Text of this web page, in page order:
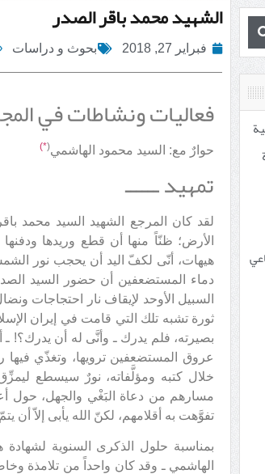
الشهيد محمد باقر الصدر
فبراير 27, 2018 بحوث و دراسات
فعاليات ونشاطات في
حوارٌ مع: السيد محمود الهاشمي(
*)
تمهيد ــــــ
لقد كان المرجع الشهيد السيد محمد
الأرض؛ ظنّاً منها أن قطع وريدها
هيهات، أنّى لكفّ اليد أن يحجب نور
دماء المستضعفين أن حضور السيد
السبيل الأوحد لإيقاف نار احتجاجات
ثورة تشبه تلك التي قامت في إيران
بصيرته، فلم يدرك ـ وأنَّى له أن يدرك؟! ـ
عروق المستضعفين ترويها، وتغذّي فيها
خلال كتبه ومؤلَّفاته، نورٌ سيسطع
مسارهم من دعاة البَغْي والجهل، حول
تفوَّهت به أقلامهم، لكنّ الله يأبى إلاّ أن
بمناسبة حلول الذكرى السنوية لشهادة
الهاشمي ـ وقد كان واحداً من تلامذة